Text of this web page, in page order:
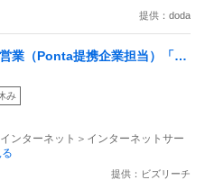
提供：doda
業（Ponta提携企業担当）「国
展開／無駄のない消費社会を
ニー」
み
ンターネット＞インターネットサー
提供：ビズリーチ